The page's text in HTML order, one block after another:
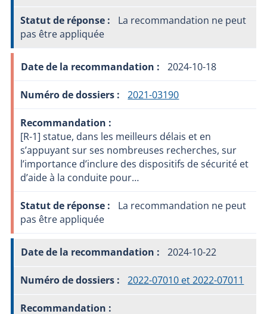
La recommandation ne peut
pas être appliquée
2024-10-18
2021-03190
[R-1] statue, dans les meilleurs délais et en
s’appuyant sur ses nombreuses recherches, sur
l’importance d’inclure des dispositifs de sécurité et
d’aide à la conduite pour…
La recommandation ne peut
pas être appliquée
2024-10-22
2022-07010 et 2022-07011